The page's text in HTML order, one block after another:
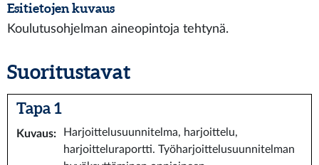
Esitietojen kuvaus
Koulutusohjelman aineopintoja tehtynä.
Suoritustavat
Tapa 1
Kuvaus:
Harjoittelusuunnitelma, harjoittelu,
harjoitteluraportti. Työharjoittelusuunnitelman